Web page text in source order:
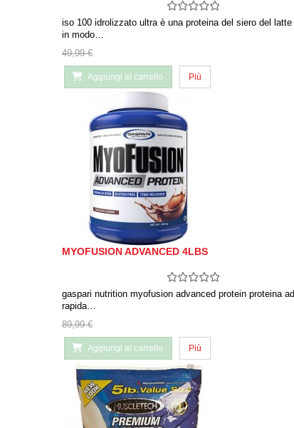
iso 100 idrolizzato ultra è una proteina del siero del
in modo…
49,99 €
Aggiungi al carrello Più
MYOFUSION ADVANCED 4LBS
gaspari nutrition myofusion advanced protein proteina
rapida…
89,99 €
Aggiungi al carrello Più